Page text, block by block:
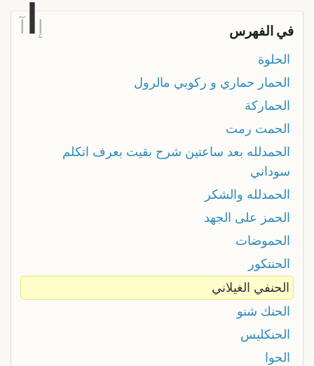
في الفهرس إ آ
الحلوة
الحمار حماري و ركوبي مالرول
الحماركة
الحمت رمت
الحمدلله بعد ساعتين شرح بقيت بعرف اتكلم
سوداني
الحمدلله والشكر
الحمز على الجهد
الحموضات
الحنتكور
الحنفي الغيلاني
الحنك شنو
الحنكليس
الحوا